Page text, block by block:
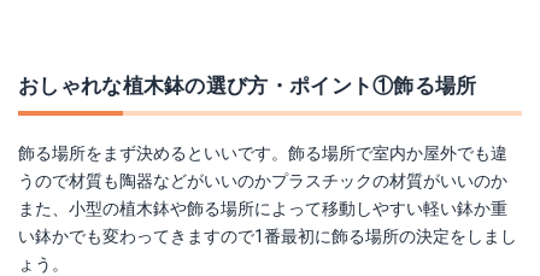
おしゃれな植木鉢の選び方・ポイント①飾る場所
飾る場所をまず決めるといいです。飾る場所で室内か屋外でも違
うので材質も陶器などがいいのかプラスチックの材質がいいのか
また、小型の植木鉢や飾る場所によって移動しやすい軽い鉢か重
い鉢かでも変わってきますので1番最初に飾る場所の決定をしまし
ょう。